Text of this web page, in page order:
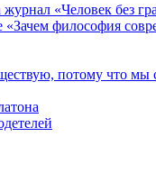
«Человек без
«Зачем философия
потому что мы